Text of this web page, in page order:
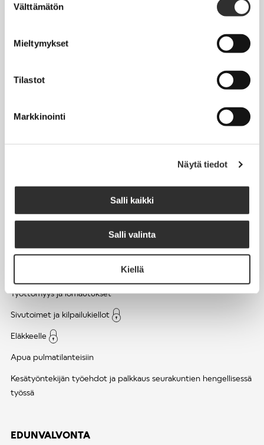
valinta
Välttämätön
Mieltymykset
Tilastot
Markkinointi
Näytä tiedot
Salli kaikki
Salli valinta
Kiellä
Blogit
Työaika
Työttömyys ja lomautukset
Sivutoimet ja kilpailukiellot
Eläkkeelle
Apua pulmatilanteisiin
Kesätyöntekijän työehdot ja palkkaus seurakuntien hengellisessä
työssä
EDUNVALVONTA